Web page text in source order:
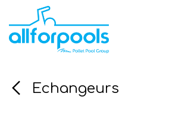
Se rendre au contenu
Echangeurs